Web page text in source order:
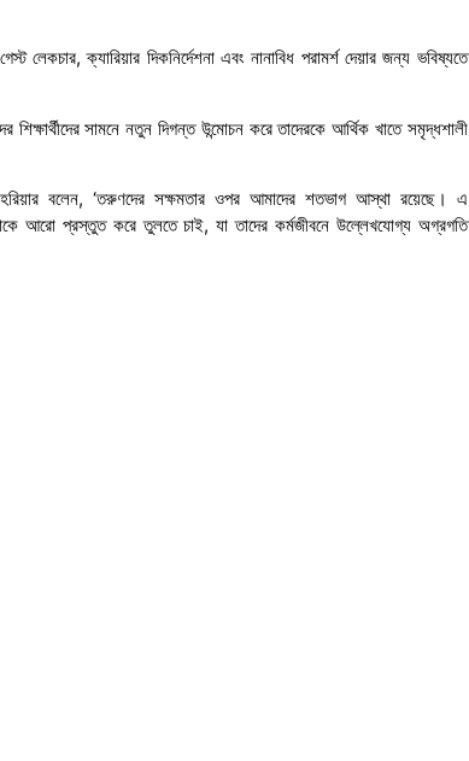
লেকচার, ক্যারিয়ার দিকনির্দেশনা এবং নানাবিধ পরামর্শ দেয়ার জন্য ভবিষ্যতে
সামনে নতুন দিগন্ত উন্মোচন করে তাদেরকে আর্থিক খাতে সমৃদ্ধশালী
বলেন, ‘তরুণদের সক্ষমতার ওপর আমাদের শতভাগ আস্থা রয়েছে। এ
আরো প্রস্তুত করে তুলতে চাই, যা তাদের কর্মজীবনে উল্লেখযোগ্য অগ্রগতি